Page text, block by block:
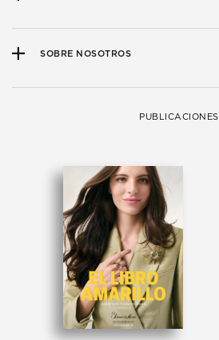
SOBRE NOSOTROS
PUBLICACIONES